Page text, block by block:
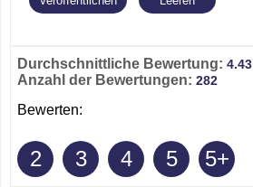
Durchschnittliche Bewertung: 4.43
Anzahl der Bewertungen: 282
Bewerten:
2 3 4 5 5+